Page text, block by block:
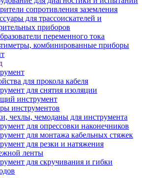
сопротивления заземления
для трассоискателей и
приборов
переменного тока
комбинированные приборы
для прокола кабеля
для снятия изоляции
инструмент
инструментов
чехлы, чемоданы для инструмента
для опрессовки наконечников
для монтажа кабельных стяжек
для резки и натяжения
ленты
для скручивания и гибки